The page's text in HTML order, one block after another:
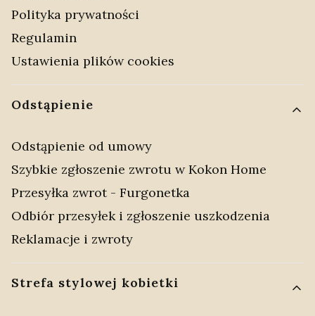
Polityka prywatności
Regulamin
Ustawienia plików cookies
Odstąpienie
Odstąpienie od umowy
Szybkie zgłoszenie zwrotu w Kokon Home
Przesyłka zwrot - Furgonetka
Odbiór przesyłek i zgłoszenie uszkodzenia
Reklamacje i zwroty
Strefa stylowej kobietki